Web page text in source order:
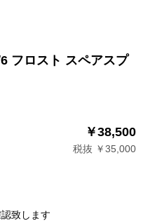
フロスト スペアスプ
￥38,500
税抜 ￥35,000
致します